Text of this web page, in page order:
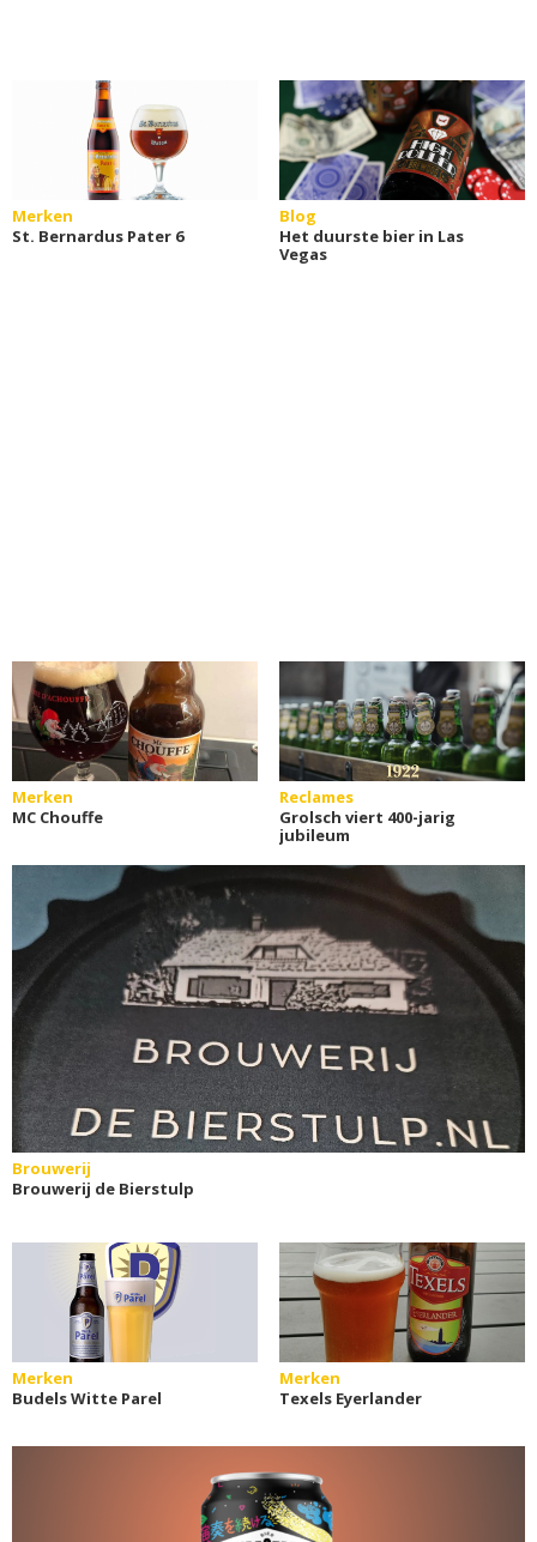
Merken
St. Bernardus Pater 6
Blog
Het duurste bier in Las
Vegas
Merken
MC Chouffe
Reclames
Grolsch viert 400-jarig
jubileum
Brouwerij
Brouwerij de Bierstulp
Merken
Budels Witte Parel
Merken
Texels Eyerlander